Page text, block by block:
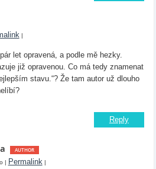
|
let opravená, a podle mě hezky.
již opravenou. Co má tedy znamenat
stavu.“? Že tam autor už dlouho
Reply
| Permalink |